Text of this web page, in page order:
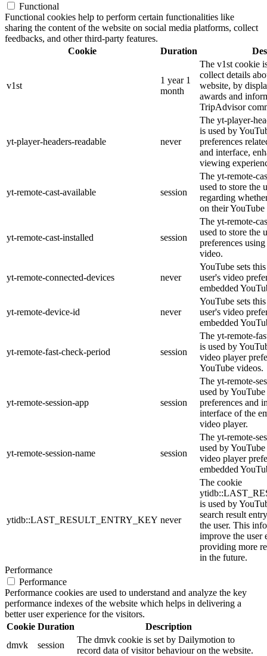
Functional
Functional cookies help to perform certain functionalities like
sharing the content of the website on social media platforms, collect
feedbacks, and other third-party features.
Cookie
Duration
v1st
1 year 1
month
The v1st cookie
collect details
website, by
awards and
TripAdvisor
yt-player-headers-readable never
The yt-player-
is used by
preferences
and interface,
viewing
yt-remote-cast-available session
The yt-remote-
used to store the
regarding
on their
yt-remote-cast-installed session
The yt-remote-
used to store the
preferences
video.
yt-remote-connected-devices never
YouTube sets
user's video
embedded
yt-remote-device-id never
YouTube sets
user's video
embedded
yt-remote-fast-check-period session
The yt-remote-
is used by
video player
YouTube videos.
yt-remote-session-app session
The yt-remote-
used by
preferences and
interface of the
video player.
yt-remote-session-name session
The yt-remote-
used by
video player
embedded
ytidb::LAST_RESULT_ENTRY_KEY never
The cookie
is used by
search result
the user. This
improve the user
providing more
in the future.
Performance
Performance
Performance cookies are used to understand and analyze the key
performance indexes of the website which helps in delivering a
better user experience for the visitors.
Cookie Duration
Description
dmvk
session
The dmvk cookie is set by Dailymotion to
record data of visitor behaviour on the website.